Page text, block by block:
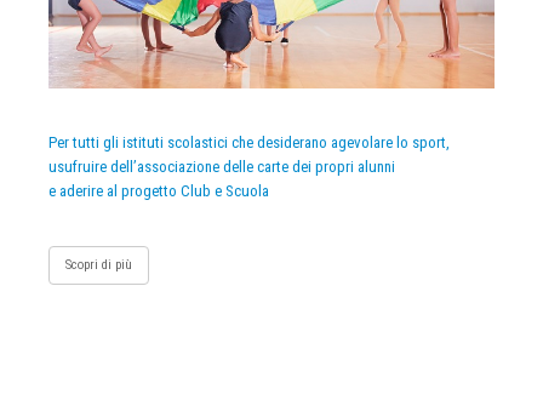
Per tutti gli istituti scolastici che desiderano agevolare lo sport,
usufruire dell’associazione delle carte dei propri alunni
e aderire al progetto Club e Scuola
Scopri di più